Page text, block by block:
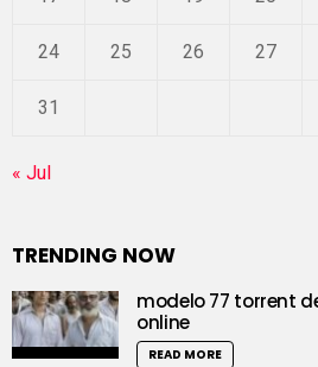
24 25 26 27
31
« Jul
TRENDING NOW
modelo 77 torrent
online
READ MORE